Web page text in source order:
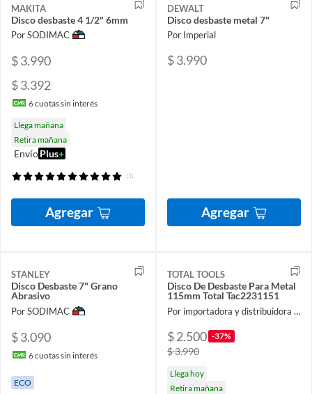
MAKITA
Disco desbaste 4 1/2" 6mm
Por SODIMAC
$ 3.990
$ 3.392
6cuotas sin interés
Llega mañana
Retira mañana
EnvíoPlus+
(1)
Agregar
DEWALT
Disco desbaste metal 7"
Por Imperial
$ 3.990
Agregar
STANLEY
Disco Desbaste 7" Grano
Abrasivo
Por SODIMAC
$ 3.090
6cuotas sin interés
ECO
TOTAL TOOLS
Disco De Desbaste Para Metal
115mm Total Tac2231151
Por importadora y distribuidora ferroelectronic spa
$ 2.500 -37%
$ 3.990
Llega hoy
Retira mañana